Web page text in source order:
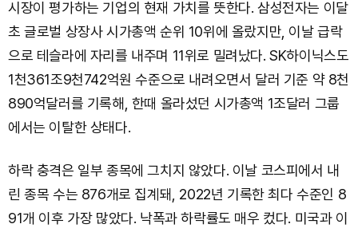
시장이 평가하는 기업의 현재 가치를 뜻한다. 삼성전자는 이달
초 글로벌 상장사 시가총액 순위 10위에 올랐지만, 이날 급락
으로 테슬라에 자리를 내주며 11위로 밀려났다. SK하이닉스도
1천361조9천742억원 수준으로 내려오면서 달러 기준 약 8천
890억달러를 기록해, 한때 올라섰던 시가총액 1조달러 그룹
에서는 이탈한 상태다.
하락 충격은 일부 종목에 그치지 않았다. 이날 코스피에서 내
린 종목 수는 876개로 집계돼, 2022년 기록한 최다 수준인 8
91개 이후 가장 많았다. 낙폭과 하락률도 매우 컸다. 미국과 이